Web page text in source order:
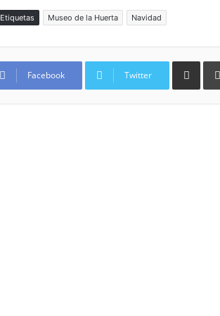
Etiquetas Museo de la Huerta Navidad
Facebook Twitter
Compartir